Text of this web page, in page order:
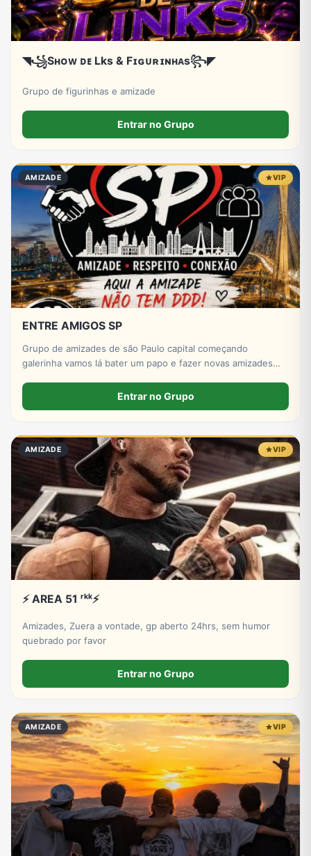
◥꧁Sʜᴏᴡ ᴅᴇ Lks & Fɪɢᴜʀɪɴʜᴀs꧂◤
Grupo de figurinhas e amizade
Entrar no Grupo
AMIZADE VIP
ENTRE AMIGOS SP
Grupo de amizades de são Paulo capital começando
galerinha vamos lá bater um papo e fazer novas amizades
números DDD 11 por favorEntrar no Grupo
AMIZADE VIP
⚡ AREA 51 ʳᵏᵏ⚡
Amizades, Zuera a vontade, gp aberto 24hrs, sem humor
quebrado por favor
Entrar no Grupo
AMIZADE VIP